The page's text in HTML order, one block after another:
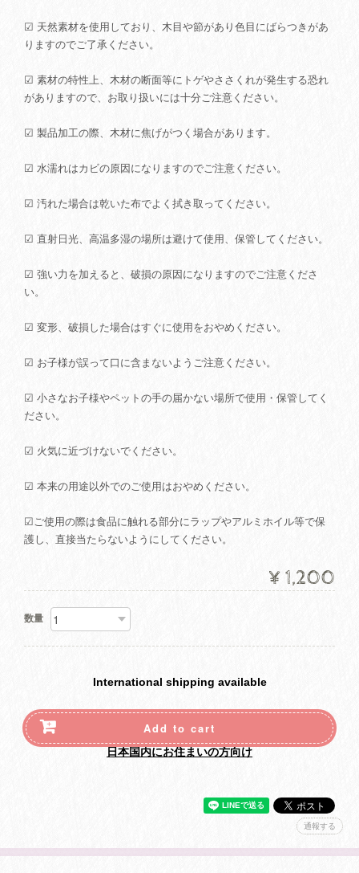
☑ 天然素材を使用しており、木目や節があり色目にばらつきがあ
りますのでご了承ください。
☑ 素材の特性上、木材の断面等にトゲやささくれが発生する恐れ
がありますので、お取り扱いには十分ご注意ください。
☑ 製品加工の際、木材に焦げがつく場合があります。
☑ 水濡れはカビの原因になりますのでご注意ください。
☑ 汚れた場合は乾いた布でよく拭き取ってください。
☑ 直射日光、高温多湿の場所は避けて使用、保管してください。
☑ 強い力を加えると、破損の原因になりますのでご注意くださ
い。
☑ 変形、破損した場合はすぐに使用をおやめください。
☑ お子様が誤って口に含まないようご注意ください。
☑ 小さなお子様やペットの手の届かない場所で使用・保管してく
ださい。
☑ 火気に近づけないでください。
☑ 本来の用途以外でのご使用はおやめください。
☑ご使用の際は食品に触れる部分にラップやアルミホイル等で保
護し、直接当たらないようにしてください。
¥1,200
数量
International shipping available
Add to cart
日本国内にお住まいの方向け
通報する